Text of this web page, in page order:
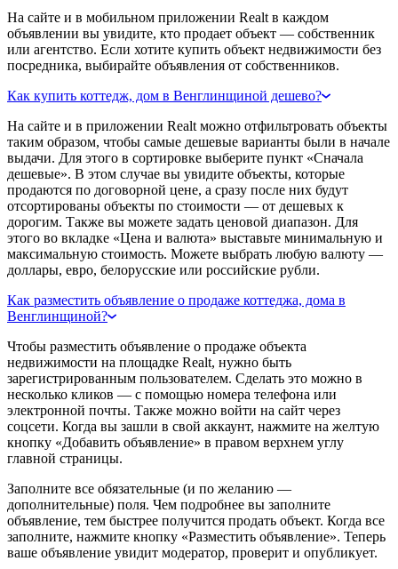
На сайте и в мобильном приложении Realt в каждом
объявлении вы увидите, кто продает объект — собственник
или агентство. Если хотите купить объект недвижимости без
посредника, выбирайте объявления от собственников.
Как купить коттедж, дом в Венглинщиной дешево?
На сайте и в приложении Realt можно отфильтровать объекты
таким образом, чтобы самые дешевые варианты были в начале
выдачи. Для этого в сортировке выберите пункт «Сначала
дешевые». В этом случае вы увидите объекты, которые
продаются по договорной цене, а сразу после них будут
отсортированы объекты по стоимости — от дешевых к
дорогим. Также вы можете задать ценовой диапазон. Для
этого во вкладке «Цена и валюта» выставьте минимальную и
максимальную стоимость. Можете выбрать любую валюту —
доллары, евро, белорусские или российские рубли.
Как разместить объявление о продаже коттеджа, дома в
Венглинщиной?
Чтобы разместить объявление о продаже объекта
недвижимости на площадке Realt, нужно быть
зарегистрированным пользователем. Сделать это можно в
несколько кликов — с помощью номера телефона или
электронной почты. Также можно войти на сайт через
соцсети. Когда вы зашли в свой аккаунт, нажмите на желтую
кнопку «Добавить объявление» в правом верхнем углу
главной страницы.
Заполните все обязательные (и по желанию —
дополнительные) поля. Чем подробнее вы заполните
объявление, тем быстрее получится продать объект. Когда все
заполните, нажмите кнопку «Разместить объявление». Теперь
ваше объявление увидит модератор, проверит и опубликует.